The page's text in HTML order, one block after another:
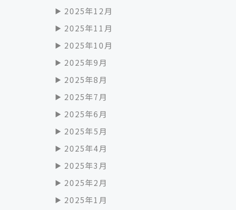
2025年12月
2025年11月
2025年10月
2025年9月
2025年8月
2025年7月
2025年6月
2025年5月
2025年4月
2025年3月
2025年2月
2025年1月